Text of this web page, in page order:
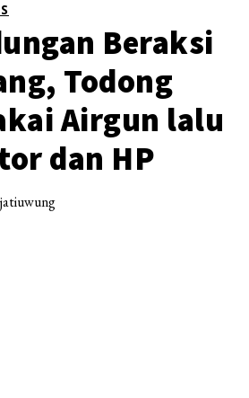
Beraksi
Todong
Airgun lalu
dan HP